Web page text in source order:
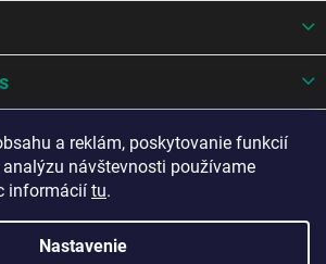
a reklám, poskytovanie funkcií
návštevnosti používame
informácií tu.
Nastavenie